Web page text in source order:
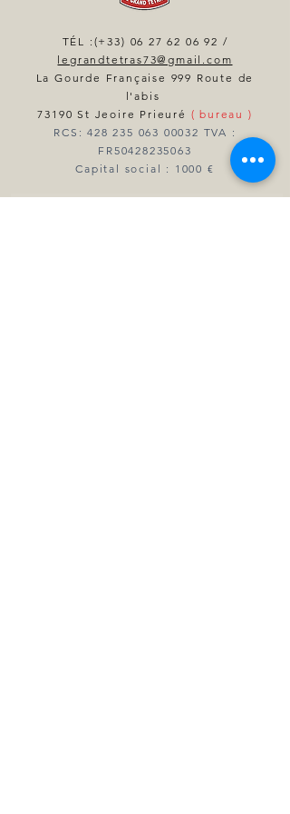
TÉL :(+33) 06 27 62 06 92 /
legrandtetras73@gmail.com
La Gourde Française 999 Route de
l'abis
73190 St Jeoire Prieuré ( bureau )
RCS:428 235 063 00032 TVA :
FR50428235063
Capital social : 1000 €